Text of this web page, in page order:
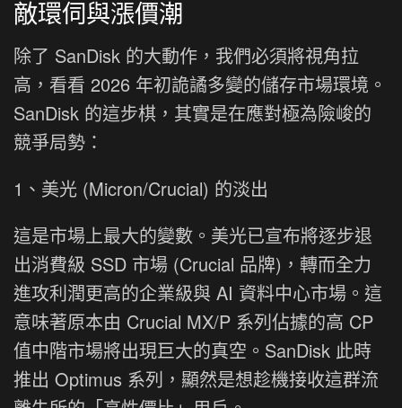
敵環伺與漲價潮
除了 SanDisk 的大動作，我們必須將視角拉
高，看看 2026 年初詭譎多變的儲存市場環境。
SanDisk 的這步棋，其實是在應對極為險峻的
競爭局勢：
1、美光 (Micron/Crucial) 的淡出
這是市場上最大的變數。美光已宣布將逐步退
出消費級 SSD 市場 (Crucial 品牌)，轉而全力
進攻利潤更高的企業級與 AI 資料中心市場。這
意味著原本由 Crucial MX/P 系列佔據的高 CP
值中階市場將出現巨大的真空。SanDisk 此時
推出 Optimus 系列，顯然是想趁機接收這群流